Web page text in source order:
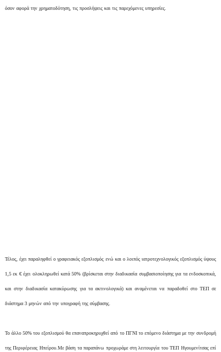
όσον αφορά την χρηματοδότηση, τις προσλήψεις και τις παρεχόμενες υπηρεσίες.
Τέλος, έχει παραληφθεί ο γραφειακός εξοπλισμός ενώ και ο λοιπός ιατροτεχνολογικός εξοπλισμός ύψους
1,5 εκ € έχει ολοκληρωθεί κατά 50% (βρίσκεται στην διαδικασία συμβασιοποίησης για τα ενδοσκοπικά,
και στην διαδικασία κατακύρωσης για τα ακτινολογικά) και αναμένεται να παραδοθεί στο ΤΕΠ σε
διάστημα 3 μηνών από την υπογραφή της σύμβασης.
Το άλλο 50% του εξοπλισμού θα επαναπροκηρυχθεί από το ΠΓΝΙ το επόμενο διάστημα με την συνδρομή
της Περιφέρειας Ηπείρου.Με βάση τα παραπάνω προχωράμε στη λειτουργία του ΤΕΠ Ηγουμενίτσας επί